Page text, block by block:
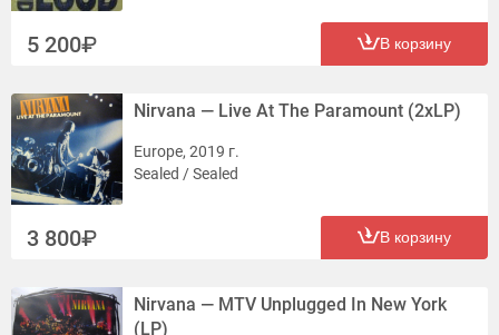
5 200 В корзину
Nirvana — Live At The Paramount (2xLP)
Europe, 2019 г.
Sealed / Sealed
3 800 В корзину
Nirvana — MTV Unplugged In New York
(LP)